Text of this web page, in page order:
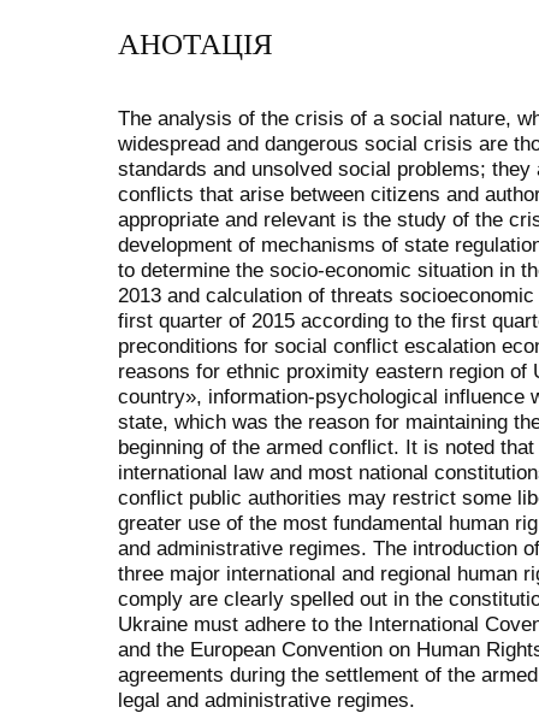
АНОТАЦІЯ
The analysis of the crisis of a social nature,
widespread and dangerous social crisis are
standards and unsolved social problems;
conflicts that arise between citizens and
appropriate and relevant is the study of the
development of mechanisms of state
to determine the socio-economic situation in
2013 and calculation of threats
first quarter of 2015 according to the first
preconditions for social conflict escalation
reasons for ethnic proximity eastern region of
country», information-psychological influence
state, which was the reason for maintaining
beginning of the armed conflict. It is noted
international law and most national
conflict public authorities may restrict some
greater use of the most fundamental human
and administrative regimes. The introduction
three major international and regional human
comply are clearly spelled out in the
Ukraine must adhere to the International
and the European Convention on Human
agreements during the settlement of the
legal and administrative regimes.